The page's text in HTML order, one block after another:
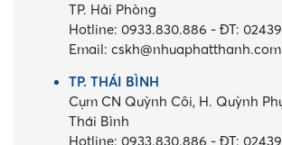
TP. Hải Phòng
Hotline: 0933.830.886 -ĐT:
Email:cskh@nhuaphatthanh.com
TP. THÁI BÌNH
Cụm CN Quỳnh Côi, H. Quỳnh
Thái Bình
Hotline: 0933.830.886 -ĐT: